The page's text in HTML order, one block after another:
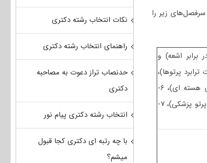
زیر را
شامل ۲- (حفاظت در برابر اشعه) و
محاسبات ترابرد پرتوها)،
۵- (محاسبات عددی پیشرفته – فیزیک راکتور – تکنولوژی نیروگاه های هسته ای)، ۶-
(رادیوایزوتوپ ها و کاربرد آنها – آشکارسازی و دوزیمتری – دستگاه های پرتو پزشکی)، ۷-
نکات انتخاب رشته دکتری
راهنمای انتخاب رشته دکتری
حدنصاب تراز دعوت به مصاحبه
دکتری
انتخاب رشته دکتری پیام نور
با چه رتبه ای دکتری کجا قبول
میشم؟